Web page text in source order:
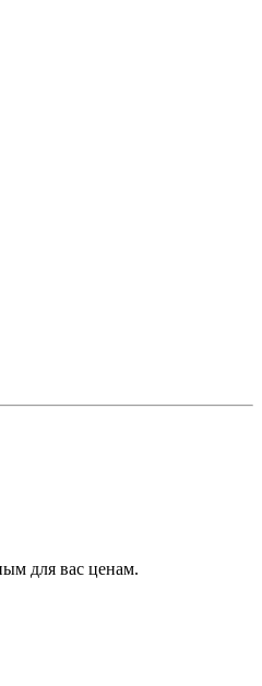
для вас ценам.